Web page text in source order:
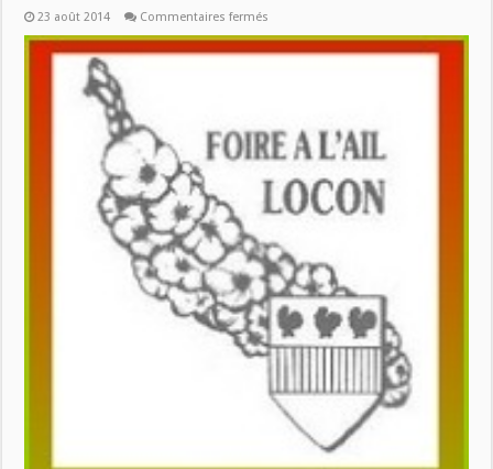
23 août 2014 Commentaires fermés
ème
foire